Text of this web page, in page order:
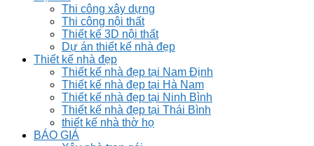
Thi công xây dựng
Thi công nội thất
Thiết kế 3D nội thất
Dự án thiết kế nhà đẹp
Thiết kế nhà đẹp
Thiết kế nhà đẹp tại Nam Định
Thiết kế nhà đẹp tại Hà Nam
Thiết kế nhà đẹp tại Ninh Bình
Thiết kế nhà đẹp tại Thái Bình
thiết kế nhà thờ họ
BÁO GIÁ